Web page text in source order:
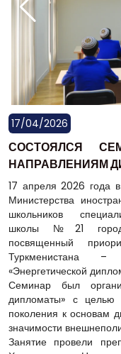
17/04/2026
СОСТОЯЛСЯ
НАПРАВЛЕНИЯМ
17 апреля 2026 года
Министерства
школьников
школы №21
посвященный
Туркменистана –
«Энергетической
Семинар был
дипломаты» с целью
поколения к основам
значимости
Занятие провели